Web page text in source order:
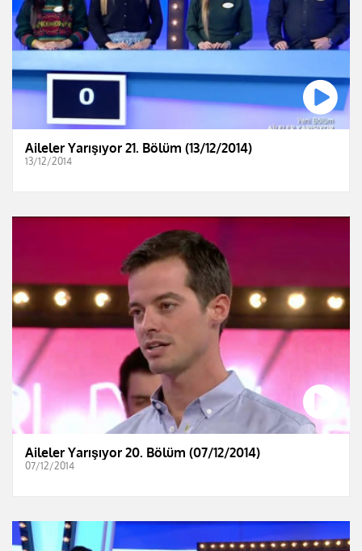
Aileler Yarışıyor 21. Bölüm (13/12/2014)
13/12/2014
Aileler Yarışıyor 20. Bölüm (07/12/2014)
07/12/2014